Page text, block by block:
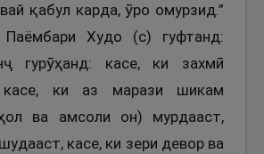
қабул карда, ӯро омурзид.”
Худо (с) гуфтанд:
гурӯҳанд: касе, ки захмӣ
касе, ки аз марази шикам
ва амсоли он) мурдааст,
касе, ки зери девор ва